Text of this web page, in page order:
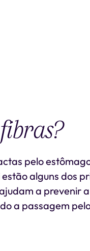
pelo
alguns dos
a prevenir
a passagem